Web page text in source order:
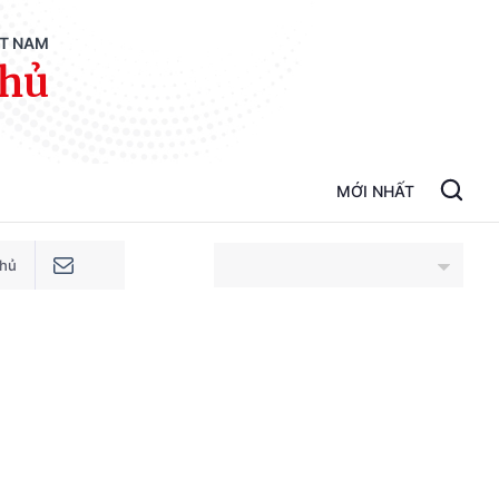
NAM
MỚI NHẤT